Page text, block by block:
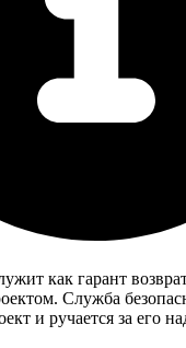
как гарант
Служба
и ручается за его